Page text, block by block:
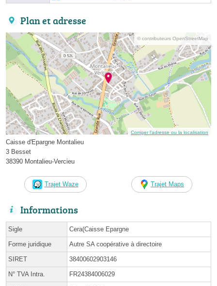
Plan et adresse
© contributeurs OpenStreetMap
Corriger l’adresse ou la localisation
Caisse d'Epargne Montalieu
3 Besset
38390 Montalieu-Vercieu
Trajet Waze Trajet Maps
Informations
Sigle Cera(Caisse Epargne
Forme juridique Autre SA coopérative à directoire
SIRET 38400602903146
N° TVA Intra. FR24384006029